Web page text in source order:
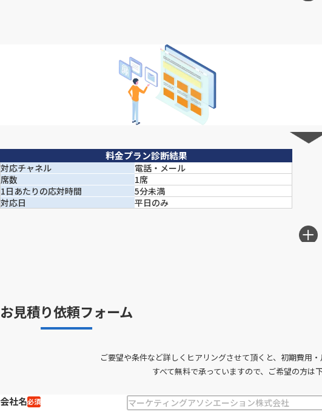
料金プラン診断結果
対応チャネル
電話・メール
席数
1席
1日あたりの応対時間
5分未満
対応日
平日のみ
お見積り依頼フォーム
ご要望や条件など詳しくヒアリングさせて頂くと、初期費用
すべて無料で承っていますので、ご希望の方は
会社名必須